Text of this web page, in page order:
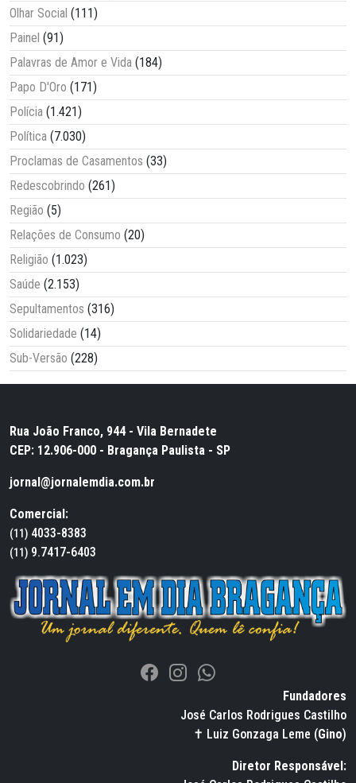
Olhar Social (111)
Painel (91)
Palavras de Amor e Vida (184)
Papo D'Oro (171)
Polícia (1.421)
Política (7.030)
Proclamas de Casamentos (33)
Redescobrindo (261)
Região (5)
Relações de Consumo (20)
Religião (1.023)
Saúde (2.153)
Sepultamentos (316)
Solidariedade (14)
Sub-Versão (228)
Rua João Franco, 944 - Vila Bernadete
CEP: 12.906-000 - Bragança Paulista - SP
jornal@jornalemdia.com.br
Comercial:
(11) 4033-8383
(11) 9.7417-6403
Fundadores
José Carlos Rodrigues Castilho
✝ Luiz Gonzaga Leme (Gino)
Diretor Responsável: